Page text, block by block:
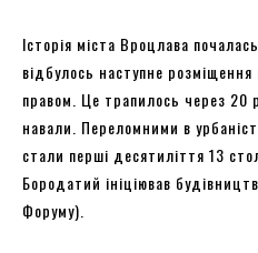
Історія міста Вроцлава
відбулось наступне
правом. Це трапилось через 20
навали. Переломними в
стали перші десятиліття 13
Бородатий ініціював
Форуму).